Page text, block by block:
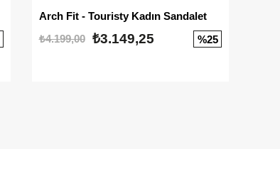
Arch Fit - Touristy Kadın Sandalet
₺4.199,00
₺3.149,25 %25